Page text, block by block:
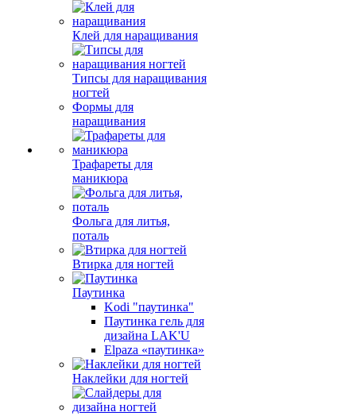
Клей для наращивания
Типсы для наращивания
ногтей
Формы для
наращивания
Трафареты для
маникюра
Фольга для литья,
поталь
Втирка для ногтей
Паутинка
Kodi "паутинка"
Паутинка гель для
дизайна LAK'U
Elpaza «паутинка»
Наклейки для ногтей